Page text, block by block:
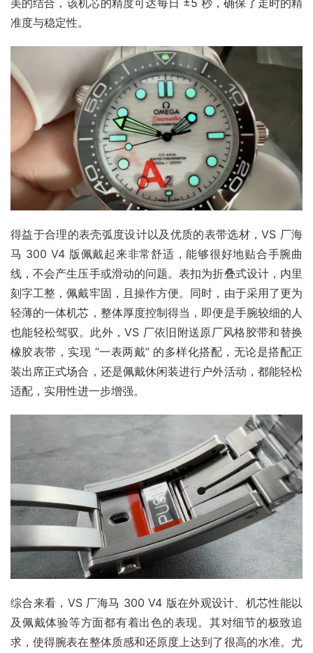
准度与稳定性。
得益于合理的表壳弧度设计以及优质的表带选材，VS 厂海
马 300 V4 版佩戴起来非常舒适，能够很好地贴合手腕曲
线，不会产生压手或滑动的问题。表扣为折叠式设计，内里
刻字工整，佩戴牢固，且操作方便。同时，由于采用了更为
轻薄的一体机芯，整体厚度控制得当，即便是手腕较细的人
也能轻松驾驭。此外，VS 厂依旧附送原厂风格胶带和替换
橡胶表带，实现 “一表两戴” 的多样化搭配，无论是搭配正
装出席正式场合，还是佩戴休闲装进行户外活动，都能轻松
适配，实用性进一步增强。
综合来看，VS 厂海马 300 V4 版在外观设计、机芯性能以
及佩戴体验等方面都有着出色的表现。其对细节的极致追
求，使得腕表在整体质感和还原度上达到了很高的水准。尤